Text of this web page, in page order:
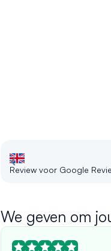
Review voor Google
We geven om